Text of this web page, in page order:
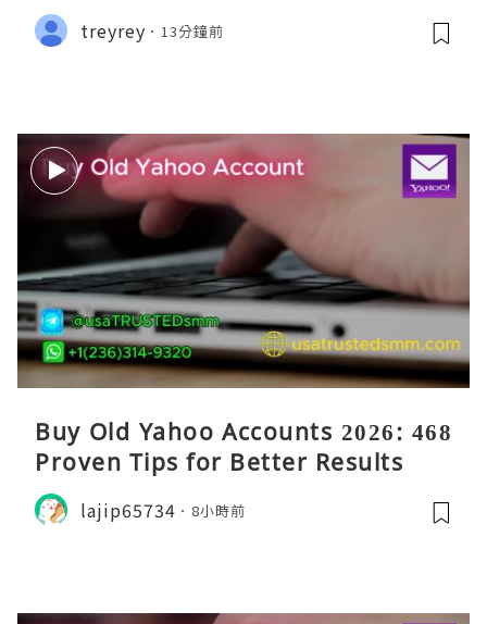
treyrey 13分鐘前
Buy Old Yahoo Accounts 2026: 468
Proven Tips for Better Results
lajip65734 8小時前